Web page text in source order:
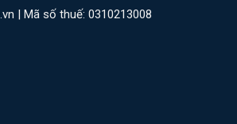
|
Mã số thuế: 0310213008